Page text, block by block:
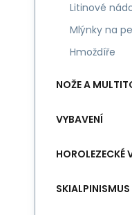
Litinové
Mlýnky na
Hmoždíře
NOŽE A
VYBAVENÍ
HOROLEZECKÉ
SKIALPINISMUS